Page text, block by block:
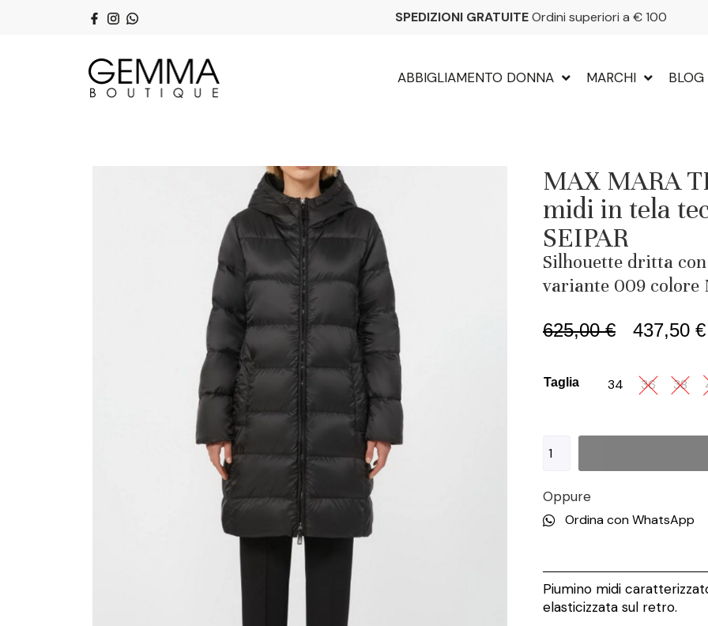
SPEDIZIONI GRATUITEOrdini superiori a € 100
ABBIGLIAMENTO DONNA MARCHI BLOG
MAX MARA
midi in tela
SEIPAR
Silhouette dritta
variante 009 colore
625,00€ 437,50 €
Taglia 34 36 38
Oppure
Ordina con WhatsApp
Piumino midi
elasticizzata sul retro.